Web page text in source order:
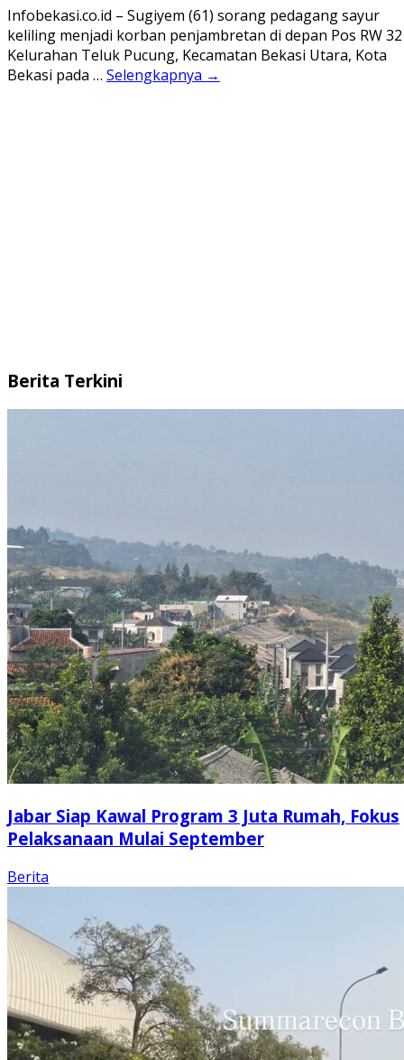
Infobekasi.co.id – Sugiyem (61) sorang pedagang sayur
keliling menjadi korban penjambretan di depan Pos RW 32
Kelurahan Teluk Pucung, Kecamatan Bekasi Utara, Kota
Bekasi pada … Selengkapnya →
Berita Terkini
Jabar Siap Kawal Program 3 Juta Rumah, Fokus
Pelaksanaan Mulai September
Berita